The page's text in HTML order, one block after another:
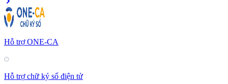
Hỗ trợ ONE-CA
Hỗ trợ chữ ký số điện tử